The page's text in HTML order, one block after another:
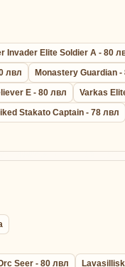
Invader Elite Soldier A - 80
лвл
Monastery Guardian -
E - 80 лвл
Varkas
Stakato Captain - 78 лвл
Seer - 80 лвл